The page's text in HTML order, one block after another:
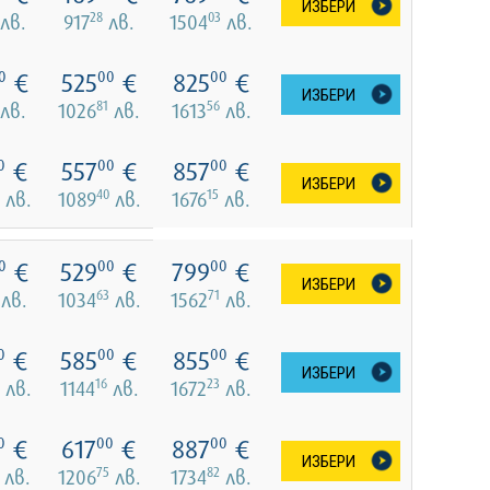
91728 лв. 150403 лв.
ИЗБЕРИ
€ 52500 €
102681 лв.
82500 €
161356лв.
ИЗБЕРИ
€
лв.
55700 €
108940лв.
85700 €
167615 лв.
ИЗБЕРИ
€ 52900 €
103463 лв.
79900 €
156271 лв.
ИЗБЕРИ
€
лв.
58500 €
114416лв.
85500 €
167223 лв.
ИЗБЕРИ
€ 61700 €
120675 лв.
88700 €
173482 лв.
ИЗБЕРИ